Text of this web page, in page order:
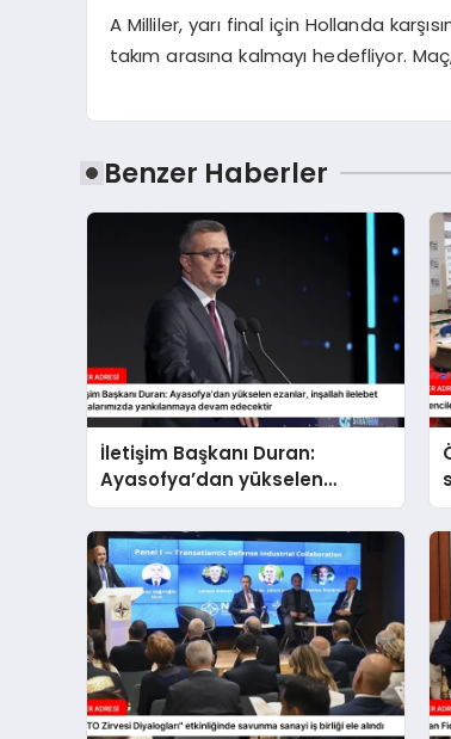
A Milliler, yarı final için Hollanda
takım arasına kalmayı hedefliyor.
Benzer Haberler
İletişim Başkanı Duran:
Ayasofya’dan yükselen
ezanlar, inşallah ilelebet
semalarımızda yankılanmaya
devam edecektir